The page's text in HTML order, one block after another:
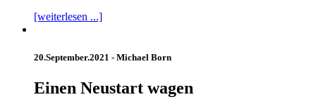
[weiterlesen ...]
20.September.2021 - Michael Born
Einen Neustart wagen